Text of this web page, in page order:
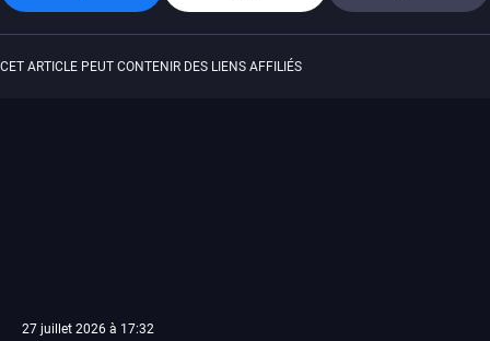
CET ARTICLE PEUT CONTENIR DES LIENS AFFILIÉS
27 juillet 2026 à 17:32